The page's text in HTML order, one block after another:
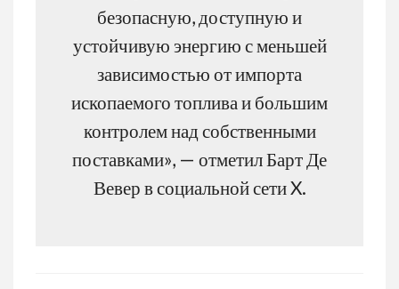
безопасную, доступную и
устойчивую энергию с меньшей
зависимостью от импорта
ископаемого топлива и большим
контролем над собственными
поставками», — отметил Барт Де
Вевер в социальной сети X.